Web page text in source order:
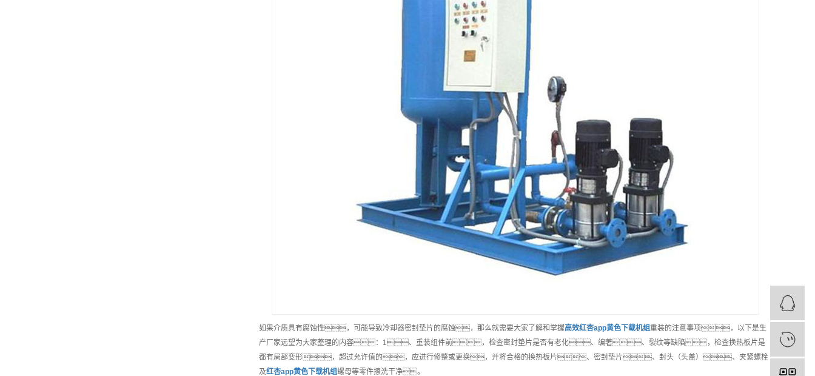
如果介质具有腐蚀性，可能导致冷却器密封垫片的腐蚀，那么就需要大家了解和掌握高效红杏app黄色下载机组重装的注意事项，以下是生
产厂家远望为大家整理的内容：1、重装组件前，检查密封垫片是否有老化、编著、裂纹等缺陷，检查换热板片是
都有局部变形，超过允许值的，应进行修整或更换，并将合格的换热板片、密封垫片、封头（头盖）、夹紧螺栓
及红杏app黄色下载机组螺母等零件擦洗干净。